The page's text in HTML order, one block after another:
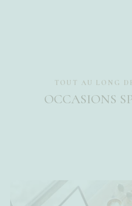
TOUT AU LONG
OCCASIONS